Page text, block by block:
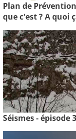
Plan de
que c'est ? A quoi
Séismes - épisode